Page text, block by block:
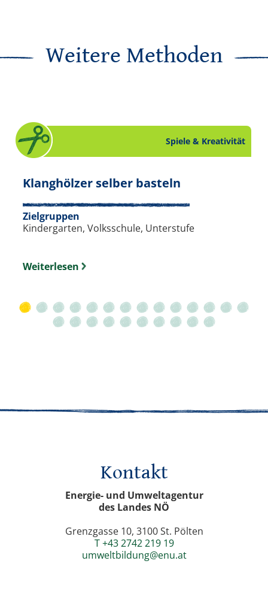
Weitere Methoden
Spiele & Kreativität
Klanghölzer selber basteln
Zielgruppen
Kindergarten, Volksschule, Unterstufe
Weiterlesen
Kontakt
Energie- und Umweltagentur
des Landes NÖ
Grenzgasse 10, 3100 St. Pölten
T +43 2742 219 19
umweltbildung@enu.at